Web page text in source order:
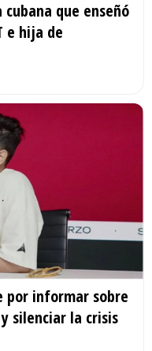
que enseñó
e hija de
por informar sobre
silenciar la crisis